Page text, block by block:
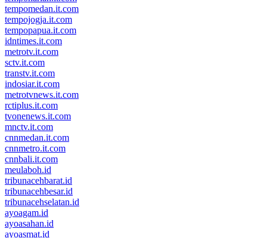
tempomedan.it.com
tempojogja.it.com
tempopapua.it.com
idntimes.it.com
metrotv.it.com
sctv.it.com
transtv.it.com
indosiar.it.com
metrotvnews.it.com
rctiplus.it.com
tvonenews.it.com
mnctv.it.com
cnnmedan.it.com
cnnmetro.it.com
cnnbali.it.com
meulaboh.id
tribunacehbarat.id
tribunacehbesar.id
tribunacehselatan.id
ayoagam.id
ayoasahan.id
ayoasmat.id